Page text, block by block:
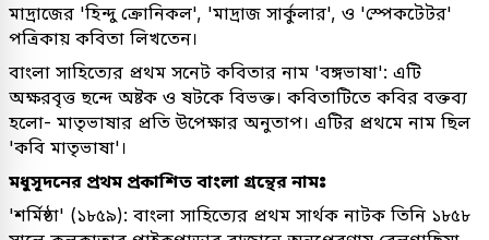
মাদ্রাজের 'হিন্দু ক্রোনিকল', 'মাদ্রাজ সার্কুলার', ও 'স্পেকটেটর'
পত্রিকায় কবিতা লিখতেন।
বাংলা সাহিত্যের প্রথম সনেট কবিতার নাম 'বঙ্গভাষা': এটি
অক্ষরবৃত্ত ছন্দে অষ্টক ও ষটকে বিভক্ত। কবিতাটিতে কবির বক্তব্য
হলো- মাতৃভাষার প্রতি উপেক্ষার অনুতাপ। এটির প্রথমে নাম ছিল
'কবি মাতৃভাষা'।
মধুসূদনের প্রথম প্রকাশিত বাংলা গ্রন্থের নামঃ
'শর্মিষ্ঠা' (১৮৫৯): বাংলা সাহিত্যের প্রথম সার্থক নাটক তিনি ১৮৫৮